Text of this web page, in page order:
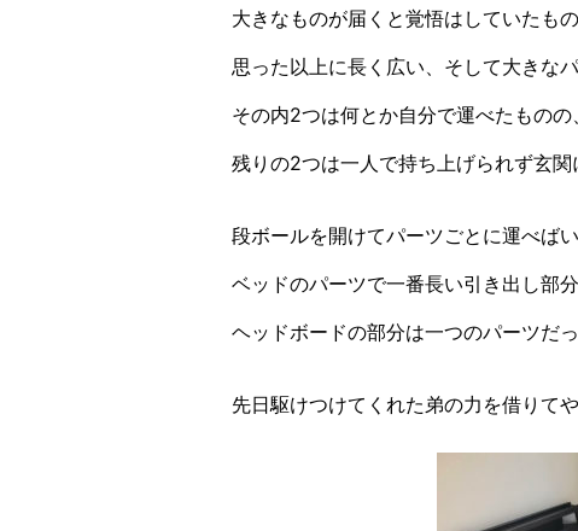
大きなものが届くと覚悟はしていたもの
思った以上に長く広い、そして大きな
その内2つは何とか自分で運べたものの、
残りの2つは一人で持ち上げられず玄関
段ボールを開けてパーツごとに運べば
ベッドのパーツで一番長い引き出し部分
ヘッドボードの部分は一つのパーツだ
先日駆けつけてくれた弟の力を借りて